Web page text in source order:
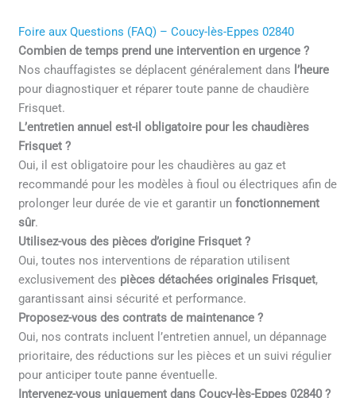
Foire aux Questions (FAQ) – Coucy-lès-Eppes 02840
Combien de temps prend une intervention en urgence ?
Nos chauffagistes se déplacent généralement dans l’heure
pour diagnostiquer et réparer toute panne de chaudière
Frisquet.
L’entretien annuel est-il obligatoire pour les chaudières
Frisquet ?
Oui, il est obligatoire pour les chaudières au gaz et
recommandé pour les modèles à fioul ou électriques afin de
prolonger leur durée de vie et garantir unfonctionnement
sûr.
Utilisez-vous des pièces d’origine Frisquet ?
Oui, toutes nos interventions de réparation utilisent
exclusivement des pièces détachées originales Frisquet,
garantissant ainsi sécurité et performance.
Proposez-vous des contrats de maintenance ?
Oui, nos contrats incluent l’entretien annuel, un dépannage
prioritaire, des réductions sur les pièces et un suivi régulier
pour anticiper toute panne éventuelle.
Intervenez-vous uniquement dans Coucy-lès-Eppes 02840 ?